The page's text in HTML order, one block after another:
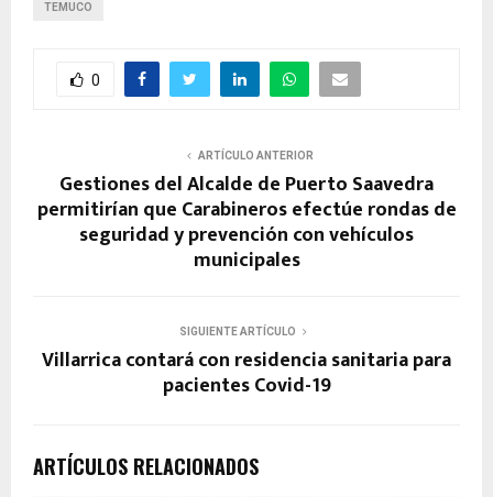
TEMUCO
0
ARTÍCULO ANTERIOR
Gestiones del Alcalde de Puerto Saavedra
permitirían que Carabineros efectúe rondas de
seguridad y prevención con vehículos
municipales
SIGUIENTE ARTÍCULO
Villarrica contará con residencia sanitaria para
pacientes Covid-19
ARTÍCULOS RELACIONADOS